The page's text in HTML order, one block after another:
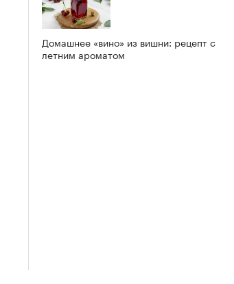
Домашнее «вино» из вишни: рецепт с
летним ароматом